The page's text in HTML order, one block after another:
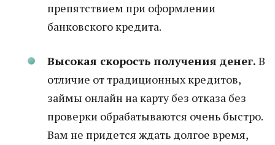
препятствием при оформлении
банковского кредита.
Высокая скорость получения денег. В
отличие от традиционных кредитов,
займы онлайн на карту без отказа без
проверки обрабатываются очень быстро.
Вам не придется ждать долгое время,